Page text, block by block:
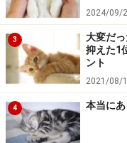
（内臓脂肪が付いて
に影響を及ぼし問題
けてなので、3～5歳
コー検査で診察して
猫の肥満の原因
2024/09/
3
大変だ
抑えた1
ント
2021/08/
4 本当に